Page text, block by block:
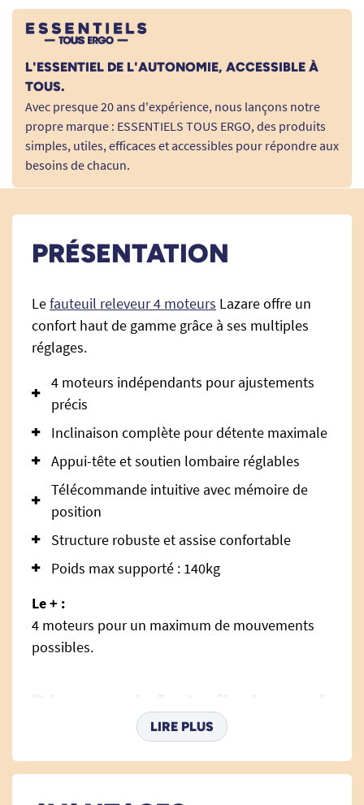
L'ESSENTIEL DE L'AUTONOMIE, ACCESSIBLE À
TOUS.
Avec presque 20 ans d'expérience, nous lançons notre
propre marque : ESSENTIELS TOUS ERGO, des produits
simples, utiles, efficaces et accessibles pour répondre aux
besoins de chacun.
PRÉSENTATION
Lefauteuil releveur 4 moteurs Lazare offre un
confort haut de gamme grâce à ses multiples
réglages.
4 moteurs indépendants pour ajustements
précis
Inclinaison complète pour détente maximale
Appui-tête et soutien lombaire réglables
Télécommande intuitive avec mémoire de
position
Structure robuste et assise confortable
Poids max supporté : 140kg
Le + :
4 moteurs pour un maximum de mouvements
possibles.
moteurs Lazare
aide à vous asseoir ou à vous relever lors
LIRE PLUS